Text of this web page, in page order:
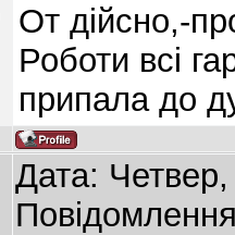
От дійсно,-
Роботи всі
припала до
Дата: